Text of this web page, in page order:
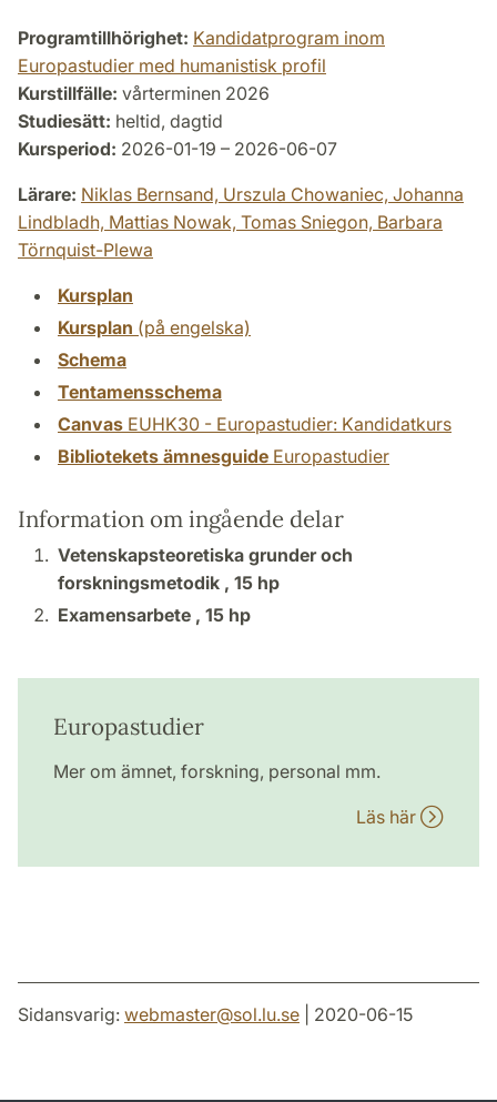
Programtillhörighet: Kandidatprogram inom
Europastudier med humanistisk profil
Kurstillfälle: vårterminen 2026
Studiesätt: heltid, dagtid
Kursperiod: 2026-01-19 – 2026-06-07
Lärare: Niklas Bernsand, Urszula Chowaniec, Johanna
Lindbladh, Mattias Nowak, Tomas Sniegon, Barbara
Törnquist-Plewa
Kursplan
Kursplan (på engelska)
Schema
Tentamensschema
Canvas EUHK30 - Europastudier: Kandidatkurs
Bibliotekets ämnesguide Europastudier
Information om ingående delar
Vetenskapsteoretiska grunder och
forskningsmetodik , 15 hp
Examensarbete , 15 hp
Europastudier
Mer om ämnet, forskning, personal mm.
Läs här
Sidansvarig: webmaster@sol.lu.se | 2020-06-15